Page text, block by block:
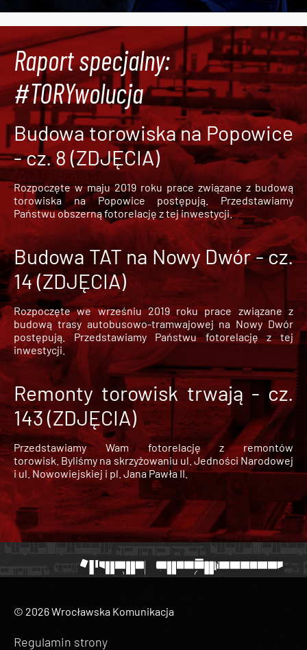
Raport specjalny:
#TORYwolucja
Budowa torowiska na Popowice
- cz. 8 (ZDJĘCIA)
Rozpoczęte w maju 2019 roku prace związane z budową
torowiska na Popowice
postępują. Przedstawiamy
Państwu obszerną fotorelację z tej inwestycji.
Budowa TAT na Nowy Dwór - cz.
14 (ZDJĘCIA)
Rozpoczęte we wrześniu 2019 roku prace związane z
budową trasy autobusowo-tramwajowej na Nowy Dwór
postępują. Przedstawiamy Państwu fotorelację z tej
inwestycji.
Remonty torowisk trwają - cz.
143 (ZDJĘCIA)
Przedstawiamy Wam fotorelację z remontów
torowisk. Byliśmy na skrzyżowaniu ul. Jedności Narodowej
i ul. Nowowiejskiej i pl. Jana Pawła II.
© 2026 Wrocławska Komunikacja
Regulamin strony